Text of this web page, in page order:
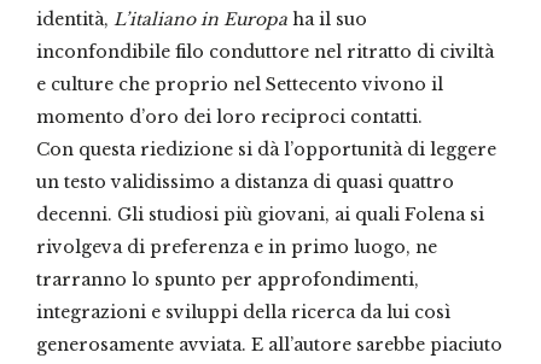
identità, L’italiano in Europa ha il suo
inconfondibile filo conduttore nel ritratto di civiltà
e culture che proprio nel Settecento vivono il
momento d’oro dei loro reciproci contatti.
Con questa riedizione si dà l’opportunità di leggere
un testo validissimo a distanza di quasi quattro
decenni. Gli studiosi più giovani, ai quali Folena si
rivolgeva di preferenza e in primo luogo, ne
trarranno lo spunto per approfondimenti,
integrazioni e sviluppi della ricerca da lui così
generosamente avviata. E all’autore sarebbe piaciuto